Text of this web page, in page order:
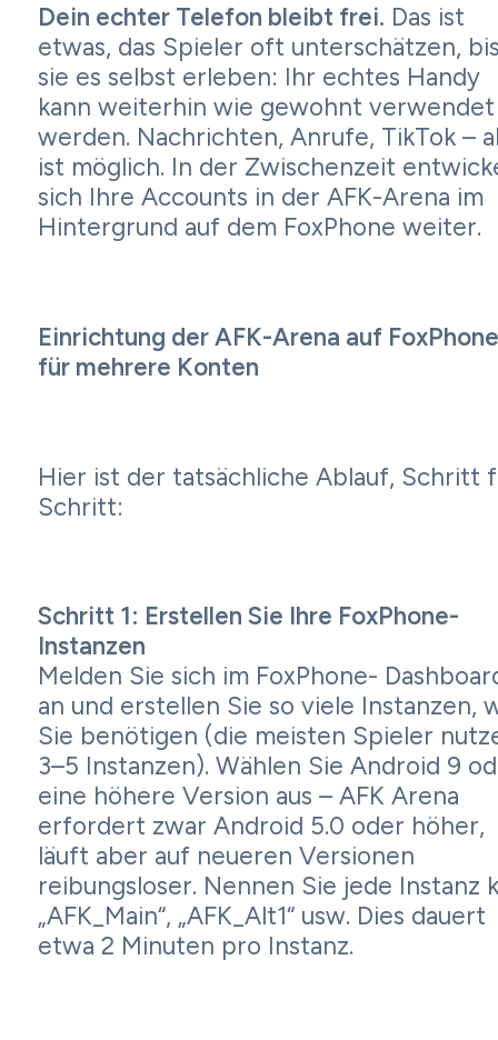
Dein echter Telefon bleibt frei. Das ist
etwas, das Spieler oft unterschätzen,
sie es selbst erleben: Ihr echtes Handy
kann weiterhin wie gewohnt verwendet
werden. Nachrichten, Anrufe, TikTok –
ist möglich. In der Zwischenzeit
sich Ihre Accounts in der AFK-Arena im
Hintergrund auf dem FoxPhone weiter.
Einrichtung der AFK-Arena auf FoxPhone
für mehrere Konten
Hier ist der tatsächliche Ablauf, Schritt
Schritt:
Schritt 1: Erstellen Sie Ihre FoxPhone-
Instanzen
Melden Sie sich im FoxPhone-
an und erstellen Sie so viele Instanzen,
Sie benötigen (die meisten Spieler
3–5 Instanzen). Wählen Sie Android 9
eine höhere Version aus – AFK Arena
erfordert zwar Android 5.0 oder höher,
läuft aber auf neueren Versionen
reibungsloser. Nennen Sie jede Instanz
„AFK_Main“, „AFK_Alt1“ usw. Dies dauert
etwa 2 Minuten pro Instanz.